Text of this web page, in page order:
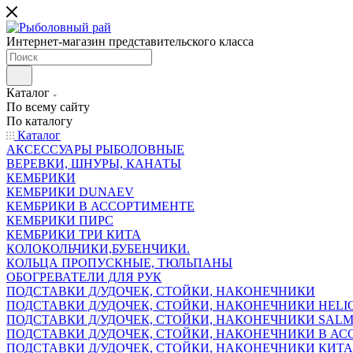
Интернет-магазин представительского класса
Каталог
По всему сайту
По каталогу
Каталог
АКСЕССУАРЫ РЫБОЛОВНЫЕ
ВЕРЕВКИ, ШНУРЫ, КАНАТЫ
КЕМБРИКИ
КЕМБРИКИ DUNAEV
КЕМБРИКИ В АССОРТИМЕНТЕ
КЕМБРИКИ ПИРС
КЕМБРИКИ ТРИ КИТА
КОЛОКОЛЬЧИКИ,БУБЕНЧИКИ.
КОЛЬЦА ПРОПУСКНЫЕ, ТЮЛЬПАНЫ
ОБОГРЕВАТЕЛИ ДЛЯ РУК
ПОДСТАВКИ Д/УДОЧЕК, СТОЙКИ, НАКОНЕЧНИКИ
ПОДСТАВКИ Д/УДОЧЕК, СТОЙКИ, НАКОНЕЧНИКИ
ПОДСТАВКИ Д/УДОЧЕК, СТОЙКИ, НАКОНЕЧНИКИ
ПОДСТАВКИ Д/УДОЧЕК, СТОЙКИ, НАКОНЕЧНИКИ В
ПОДСТАВКИ Д/УДОЧЕК, СТОЙКИ, НАКОНЕЧНИКИ